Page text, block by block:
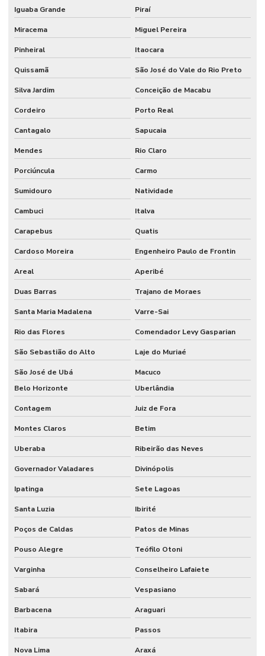
Controle de acesso veicular
Controle de acesso de veículos para condomínios
Controle de acesso de veículos por tag
Controle biométrico para condomínios
Controle de entrada e saída condomínio
Controle de estacionamento tarifado
Empresas de catracas eletrônicas
Fábrica de catracas
Fabricante de catracas
Fabricantes de catracas controle de acesso
Fabricantes de catracas eletrônicas
Fornecedor de catraca comanda
Fornecedores de catracas
Preço de catraca de acesso
Preço de catraca eletrônica
Preço de catraca eletrônica para academia
Reconhecimento facial para condomínio
Sistema de cancela para estacionamento
Sistema de catraca eletrônica para academia
Sistema de controle de acesso
Sistema de controle de acesso portaria
Sistema de estacionamento cobrado
Sistema de estacionamento tarifado
Sistema para ponto
Sistema para ponto de funcionários
Iguaba Grande Piraí
Miracema Miguel Pereira
Pinheiral Itaocara
Quissamã São José do Vale do Rio Preto
Silva Jardim Conceição de Macabu
Cordeiro Porto Real
Cantagalo Sapucaia
Mendes Rio Claro
Porciúncula Carmo
Sumidouro Natividade
Cambuci Italva
Carapebus Quatis
Cardoso Moreira Engenheiro Paulo de Frontin
Areal Aperibé
Duas Barras Trajano de Moraes
Santa Maria Madalena Varre-Sai
Rio das Flores Comendador Levy Gasparian
São Sebastião do Alto Laje do Muriaé
São José de Ubá
Macuco
Belo Horizonte
Uberlândia
Contagem Juiz de Fora
Montes Claros Betim
Uberaba Ribeirão das Neves
Governador Valadares Divinópolis
Ipatinga Sete Lagoas
Santa Luzia Ibirité
Poços de Caldas Patos de Minas
Pouso Alegre Teófilo Otoni
Varginha Conselheiro Lafaiete
Sabará Vespasiano
Barbacena Araguari
Itabira Passos
Nova Lima Araxá